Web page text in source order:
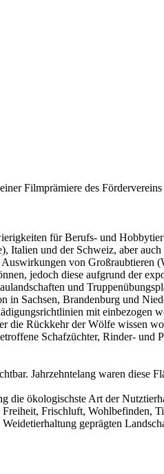
Filmprämiere des
für Berufs- und
und der Schweiz, aber auch
von Großraubtieren
jedoch diese aufgrund der
und
Sachsen, Brandenburg und
mit einbezogen
die Rückkehr der Wölfe wissen
Schafzüchter, Rinder- und
Jahrzehntelang waren diese
die ökologischste Art der
Frischluft, Wohlbefinden,
geprägten